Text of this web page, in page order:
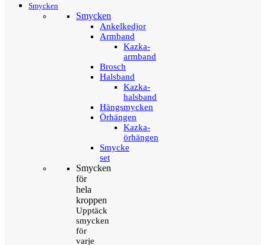
Smycken
Smycken
Ankelkedjor
Armband
Kazka-
armband
Brosch
Halsband
Kazka-
halsband
Hängsmycken
Örhängen
Kazka-
örhängen
Smycke
set
Smycken
för
hela
kroppen
Upptäck
smycken
för
varje